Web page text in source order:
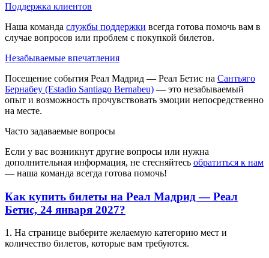
Поддержка клиентов
Наша команда службы поддержки всегда готова помочь вам в
случае вопросов или проблем с покупкой билетов.
Незабываемые впечатления
Посещение события Реал Мадрид — Реал Бетис на Сантьяго
Бернабеу (Estadio Santiago Bernabeu) — это незабываемый
опыт и возможность прочувствовать эмоции непосредственно
на месте.
Часто задаваемые вопросы
Если у вас возникнут другие вопросы или нужна
дополнительная информация, не стесняйтесь обратиться к нам
— наша команда всегда готова помочь!
Как купить билеты на Реал Мадрид — Реал
Бетис, 24 января 2027?
1. На странице выберите желаемую категорию мест и
количество билетов, которые вам требуются.